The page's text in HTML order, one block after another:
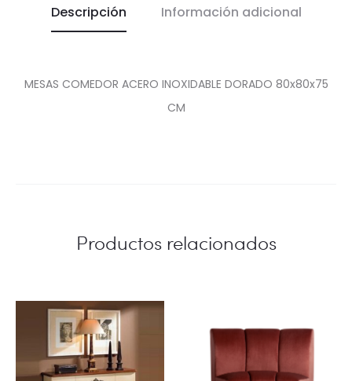
Descripción Información adicional
MESAS COMEDOR ACERO INOXIDABLE DORADO 80x80x75
CM
Productos relacionados